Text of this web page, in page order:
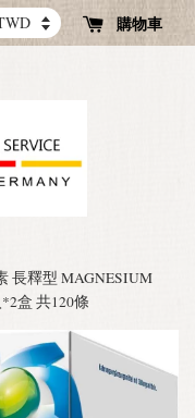
購物車
長釋型 MAGNESIUM
盒 共120條